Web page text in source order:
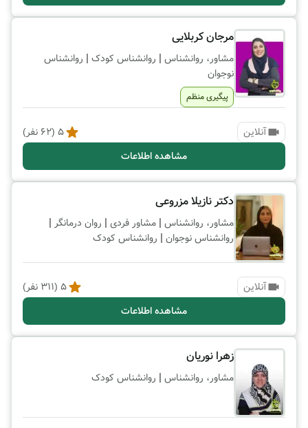
مرجان کربلایی
مشاور، روانشناس | روانشناس کودک | روانشناس
نوجوان
پیگیری منظم
آنلاین 5
(
62 نفر)
مشاهده اطلاعات
دکتر نازیلا مزروعی
مشاور، روانشناس | مشاور فردی | روان درمانگر |
روانشناس نوجوان | روانشناس کودک
آنلاین 5
(
311 نفر)
مشاهده اطلاعات
زهرا نوریان
مشاور، روانشناس | روانشناس کودک